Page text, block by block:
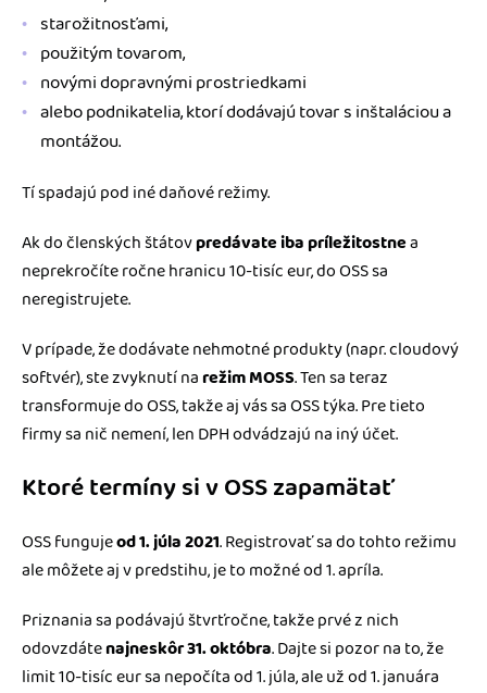
starožitnosťami,
použitým tovarom,
novými dopravnými prostriedkami
alebo podnikatelia, ktorí dodávajú tovar s inštaláciou a
montážou.
Tí spadajú pod iné daňové režimy.
Ak do členských štátovpredávate iba príležitostnea
neprekročíte ročne hranicu 10-tisíc eur, do OSS sa
neregistrujete.
V prípade, že dodávate nehmotné produkty (napr. cloudový
softvér), ste zvyknutí narežim MOSS. Ten sa teraz
transformuje do OSS, takže aj vás sa OSS týka. Pre tieto
firmy sa nič nemení, len DPH odvádzajú na iný účet.
Ktoré termíny si v OSS zapamätať
OSS fungujeod 1. júla 2021. Registrovať sa do tohto režimu
ale môžete aj v predstihu, je to možné od 1. apríla.
Priznania sa podávajú štvrťročne, takže prvé z nich
odovzdátenajneskôr 31. októbra. Dajte si pozor na to, že
limit 10-tisíc eur sa nepočíta od 1. júla, ale už od 1. januára